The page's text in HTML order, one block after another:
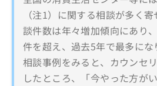
（注1）に関する相談が多く
談件数は年々増加傾向にあり
件を超え、過去5年で最多にな
相談事例をみると、カウンセ
したところ、「今やった方が